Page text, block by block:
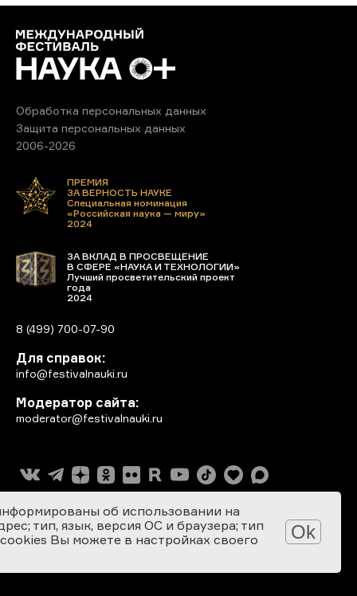
Обработка персональных данных
Защита персональных данных
2006-2026
ПРЕМИЯ
ЗА ВЕРНОСТЬ НАУКЕ
Специальная номинация
«Российская наука — миру»
2024
ЗА ВКЛАД В ПРОСВЕЩЕНИЕ
В СФЕРЕ «НАУКА И ТЕХНОЛОГИИ»
Лучший просветительский проект
года
2024
8 (499) 700-07-90
Для справок:
info@festivalnauki.ru
Модератор сайта:
moderator@festivalnauki.ru
об использовании на
тип, язык, версия ОС и браузера; тип
Вы можете в настройках своего
Ok